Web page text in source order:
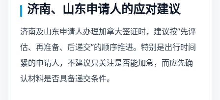
济南、山东申请人的应对建议
济南及山东申请人办理加拿大签证时，建议按“先评
估、再准备、后递交”的顺序推进。特别是出行时间
紧的申请人，不建议只关注是否能加急，而应先确
认材料是否具备递交条件。